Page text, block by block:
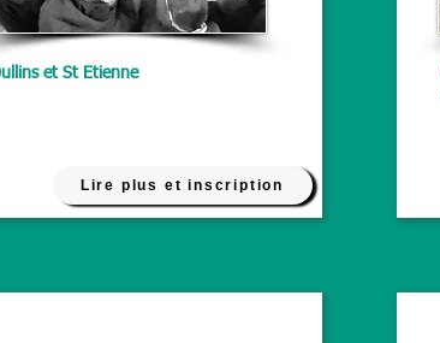
et St Etienne
Lire plus et inscription